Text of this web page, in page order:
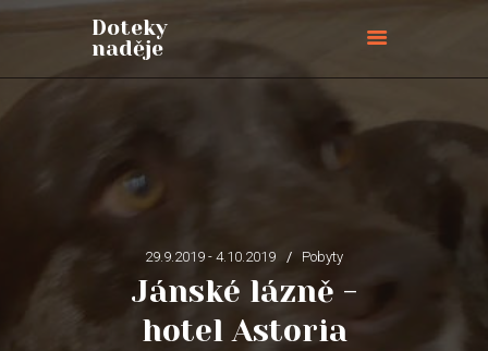
Doteky
naděje
29.9.2019 - 4.10.2019 Pobyty
Jánské lázně -
hotel Astoria
Doteky naděje
O NÁS
PŘIPOJTE SE
PŘIHLÁŠKY
KONTAKTY